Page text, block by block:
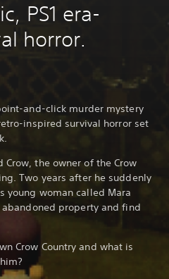
PS1 era-
horror.
and-click murder mystery
inspired survival horror set
Crow, the owner of the Crow
Two years after he suddenly
young woman called Mara
property and find
Crow Country and what is